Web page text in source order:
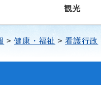
観光
健康・福祉 看護行政